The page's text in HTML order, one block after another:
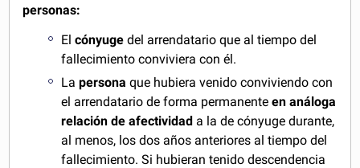
personas:
Elcónyuge del arrendatario que al tiempo del
fallecimiento conviviera con él.
Lapersona que hubiera venido conviviendo con
el arrendatario de forma permanenteen análoga
relación de afectividad a la de cónyuge durante,
al menos, los dos años anteriores al tiempo del
fallecimiento. Si hubieran tenido descendencia